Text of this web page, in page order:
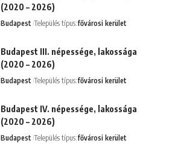
(2020 – 2026)
Budapest Település típus:fővárosi kerület
Budapest III. népessége, lakossága
(2020 – 2026)
Budapest Település típus:fővárosi kerület
Budapest IV. népessége, lakossága
(2020 – 2026)
Budapest Település típus:fővárosi kerület